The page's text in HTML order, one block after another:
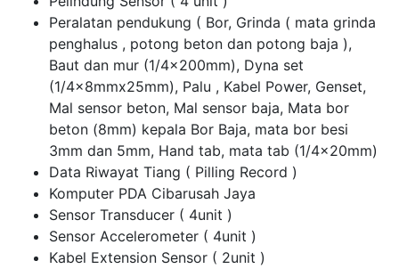
Peralatan pendukung ( Bor, Grinda ( mata grinda
penghalus , potong beton dan potong baja ),
Baut dan mur (1/4x200mm), Dyna set
(1/4x8mmx25mm), Palu , Kabel Power, Genset,
Mal sensor beton, Mal sensor baja, Mata bor
beton (8mm) kepala Bor Baja, mata bor besi
3mm dan 5mm, Hand tab, mata tab (1/4x20mm)
Data Riwayat Tiang ( Pilling Record )
Komputer PDA Cibarusah Jaya
Sensor Transducer ( 4unit )
Sensor Accelerometer ( 4unit )
Kabel Extension Sensor ( 2unit )